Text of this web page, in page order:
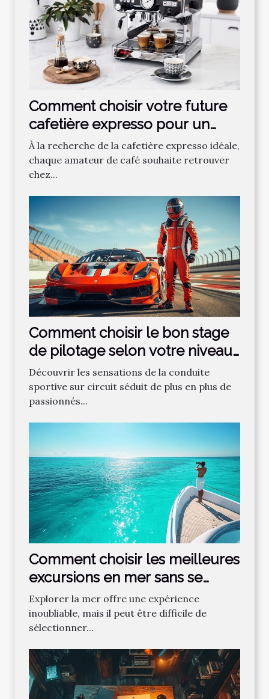
Comment choisir votre future
cafetière expresso pour un
café parfait ?
À la recherche de la cafetière expresso idéale,
chaque amateur de café souhaite retrouver
chez...
Comment choisir le bon stage
de pilotage selon votre niveau
?
Découvrir les sensations de la conduite
sportive sur circuit séduit de plus en plus de
passionnés...
Comment choisir les meilleures
excursions en mer sans se
tromper ?
Explorer la mer offre une expérience
inoubliable, mais il peut être difficile de
sélectionner...